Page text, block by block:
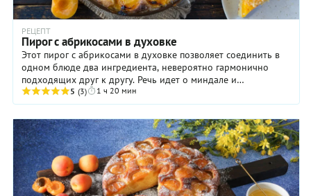
РЕЦЕПТ
Пирог с абрикосами в духовке
Этот пирог с абрикосами в духовке позволяет соединить в
одном блюде два ингредиента, невероятно гармонично
подходящих друг к другу. Речь идет о миндале и
непосредственно об абрикосах. Если вы не ...
5 (3) 1 ч 20 мин